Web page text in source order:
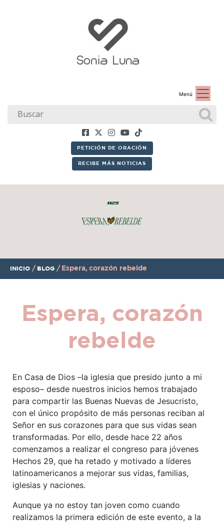
Menú
PETICIÓN DE ORACIÓN
RECIBE MÁS NOTICIAS
INICIO / BLOG / Espera, corazón rebelde
Espera, corazón
rebelde
En Casa de Dios –la iglesia que presido junto a mi
esposo– desde nuestros inicios hemos trabajado
para compartir las Buenas Nuevas de Jesucristo,
con el único propósito de más personas reciban al
Señor en sus corazones para que sus vidas sean
transformadas. Por ello, desde hace 22 años
comenzamos a realizar el congreso para jóvenes
Hechos 29, que ha retado y motivado a líderes
latinoamericanos a mejorar sus vidas, familias,
iglesias y naciones.
Aunque ya no estoy tan joven como cuando
realizamos la primera edición de este evento, a la